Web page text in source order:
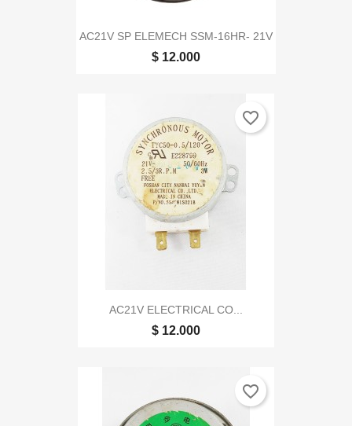
AC21V SP ELEMECH SSM-16HR- 21V
$ 12.000
AC21V ELECTRICAL CO...
$ 12.000
favorite_border
favorite_border